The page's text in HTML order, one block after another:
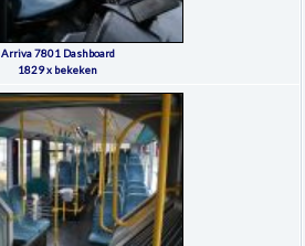
Arriva 7801 Dashboard
1829 x bekeken